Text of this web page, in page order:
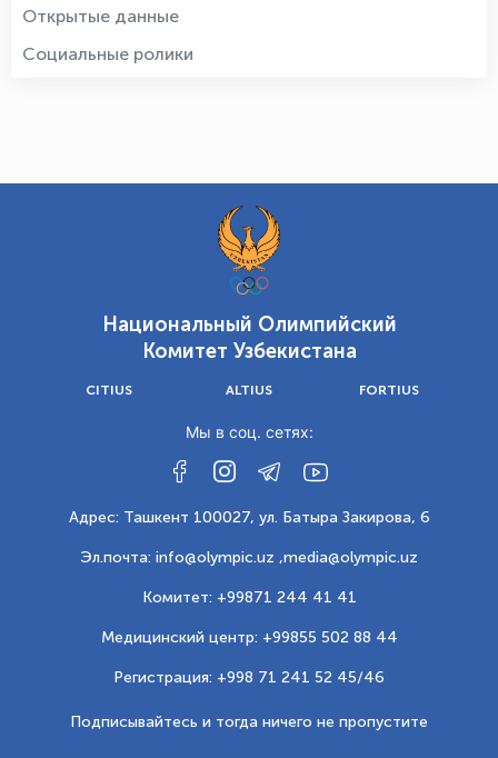
Открытые данные
Социальные ролики
Национальный Олимпийский
Комитет Узбекистана
CITIUS ALTIUS FORTIUS
Мы в соц. сетях:
Адрес: Ташкент 100027, ул. Батыра Закирова, 6
Эл.почта: info@olympic.uz ,media@olympic.uz
Комитет: +99871 244 41 41
Медицинский центр: +99855 502 88 44
Регистрация: +998 71 241 52 45/46
Подписывайтесь и тогда ничего не пропустите